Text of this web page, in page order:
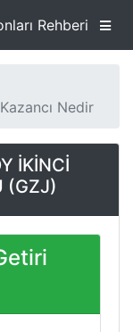
Rehberi
Nedir
İKİNCİ
(GZJ)